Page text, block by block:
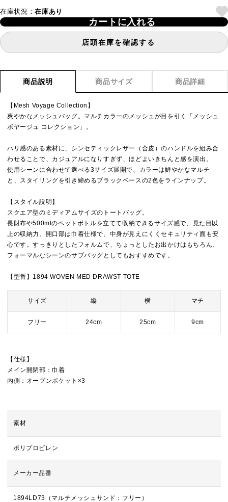
在庫状況：在庫あり
カートに入れる
店頭在庫を確認する
商品説明 商品サイズ 商品詳細
【Mesh Voyage Collection】
爽やかなメッシュバッグ。マルチカラーのメッシュが目を引く「メッシュ
ボヤージュ コレクション」。
ハリ感のある素材に、シンセティックレザー（合皮）のハンドルを組み合
わせることで、カジュアルになりすぎず、ほどよいきちんと感を演出。
使用シーンに合わせて選べる3サイズ展開で、カラーは鮮やかなマルチ
と、スタイリングを引き締めるブラックベースの2色をラインナップ。
【スタイル説明】
スクエア型のミディアムサイズのトートバッグ。
長財布や500mlのペットボトルを立てて収納できるサイズ感で、見た目以
上の収納力。開口部は巾着仕様で、中身が見えにくくセキュリティ面も安
心です。すっきりとしたフォルムで、ちょっとしたお出かけはもちろん、
フォーマルなシーンのサブバッグとしてもおすすめです。
【型番】1894 WOVEN MED DRAWST TOTE
サイズ 縦 横 マチ
フリー 24cm 25cm 9cm
【仕様】
メイン開閉部：巾着
内側：オープンポケット×3
素材
ポリプロピレン
メーカー品番
1894LD73（マルチメッシュサンド：フリー）